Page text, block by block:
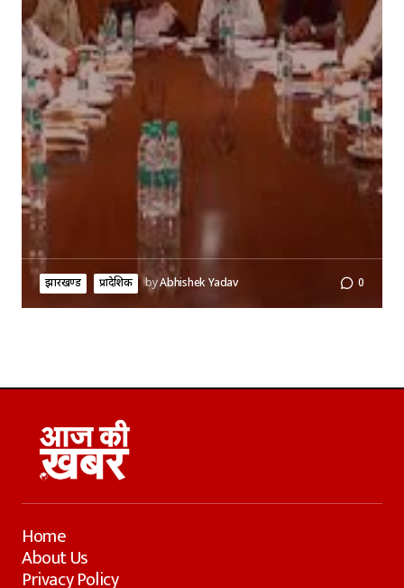
झारखण्ड प्रादेशिक byAbhishek Yadav 0
Home
About Us
Privacy Policy